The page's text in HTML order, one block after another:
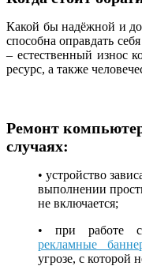
Какой бы надёжной и
способна оправдать
– естественный износ
ресурс, а также
Ремонт
случаях:
• устройство
выполнении
не включается;
• при работе с
рекламные
угрозе, с которой